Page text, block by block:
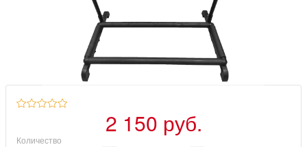
2 150 руб.
Количество